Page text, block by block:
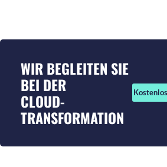
WIR BEGLEITEN SIE
BEI DER
CLOUD-
TRANSFORMATION